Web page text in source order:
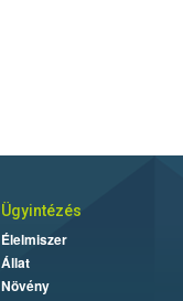
Ügyintézés
Élelmiszer
Állat
Növény